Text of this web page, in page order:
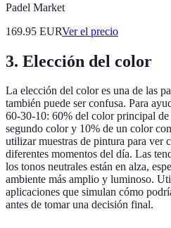
Padel Market
169.95 EURVer el precio
3. Elección del color
La elección del color es una de las
también puede ser confusa. Para
60-30-10: 60% del color principal
segundo color y 10% de un color
utilizar muestras de pintura para ver
diferentes momentos del día. Las
los tonos neutrales están en alza,
ambiente más amplio y luminoso.
aplicaciones que simulan cómo
antes de tomar una decisión final.